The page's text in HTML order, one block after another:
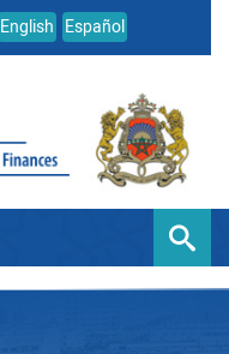
English Español